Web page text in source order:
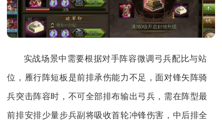
实战场景中需要根据对手阵容微调弓兵配比与站
位，雁行阵短板是前排承伤能力不足，面对锋矢阵骑
兵突击阵容时，不可全部排布输出弓兵，需在阵型最
前排安排少量步兵副将吸收首轮冲锋伤害，中后排全